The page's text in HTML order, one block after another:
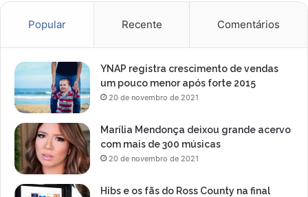
Popular Recente Comentários
YNAP registra crescimento de vendas
um pouco menor após forte 2015
20 de novembro de 2021
Marília Mendonça deixou grande acervo
com mais de 300 músicas
20 de novembro de 2021
Hibs e os fãs do Ross County na final